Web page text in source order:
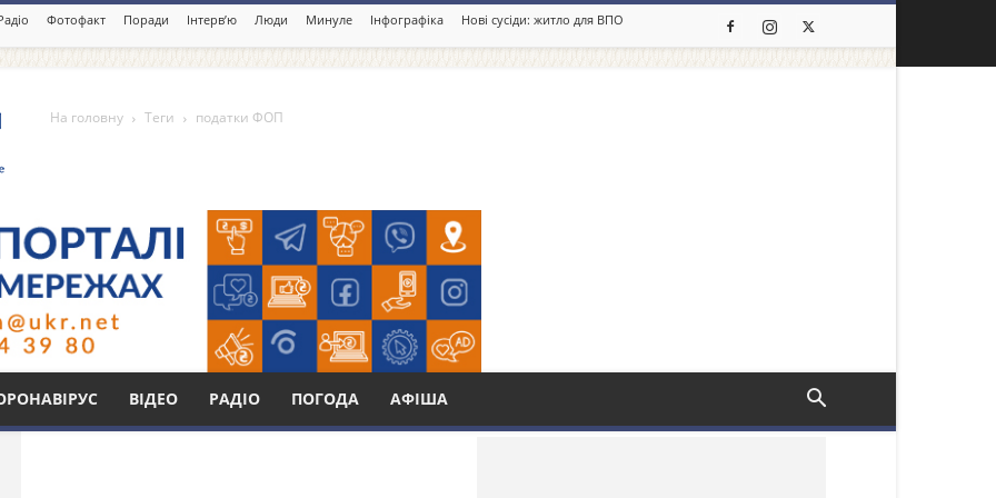
Фотофакт Поради Інтерв’ю Люди Минуле Інфографіка Нові сусіди: житло для ВПО
ВІДЕО РАДІО ПОГОДА АФІША
На головну Теги податки ФОП